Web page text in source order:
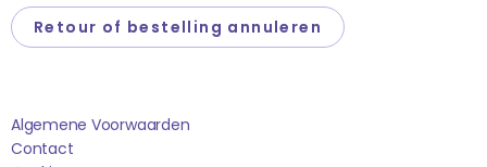
Retour of bestelling annuleren
Algemene Voorwaarden
Contact